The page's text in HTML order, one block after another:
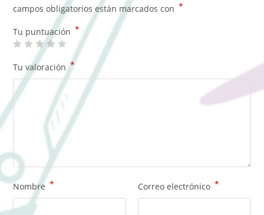
campos obligatorios están marcados con *
Tu puntuación *
Tu valoración*
Nombre * Correo electrónico *